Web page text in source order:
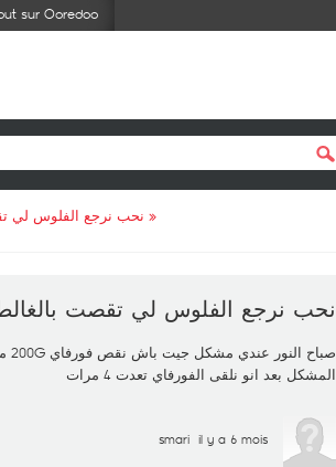
sur Ooredoo
نحب نرجع الفلوس لي »
نحب نرجع الفلوس لي تقصت
المشكل بعد انو نلقى الفورفاي تعدت 4 مرات
smari il y a 6 mois